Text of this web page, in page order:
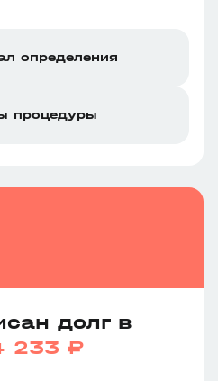
определения
процедуры
долг в
233 ₽